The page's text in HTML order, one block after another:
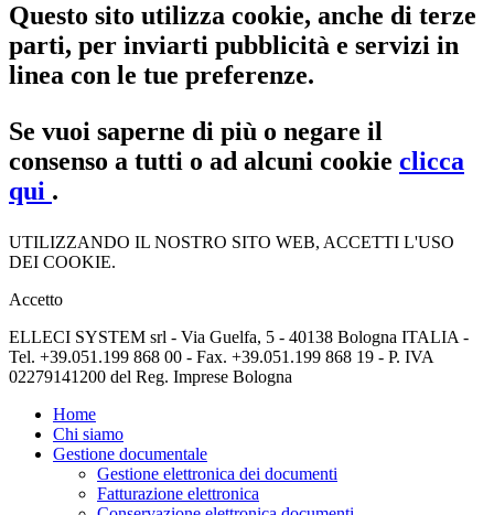
Questo sito utilizza cookie, anche di terze
parti, per inviarti pubblicità e servizi in
linea con le tue preferenze.
Se vuoi saperne di più o negare il
consenso a tutti o ad alcuni cookie clicca
qui .
UTILIZZANDO IL NOSTRO SITO WEB, ACCETTI L'USO
DEI COOKIE.
Accetto
ELLECI SYSTEM srl - Via Guelfa, 5 - 40138 Bologna ITALIA -
Tel. +39.051.199 868 00 - Fax. +39.051.199 868 19 - P. IVA
02279141200 del Reg. Imprese Bologna
Home
Chi siamo
Gestione documentale
Gestione elettronica dei documenti
Fatturazione elettronica